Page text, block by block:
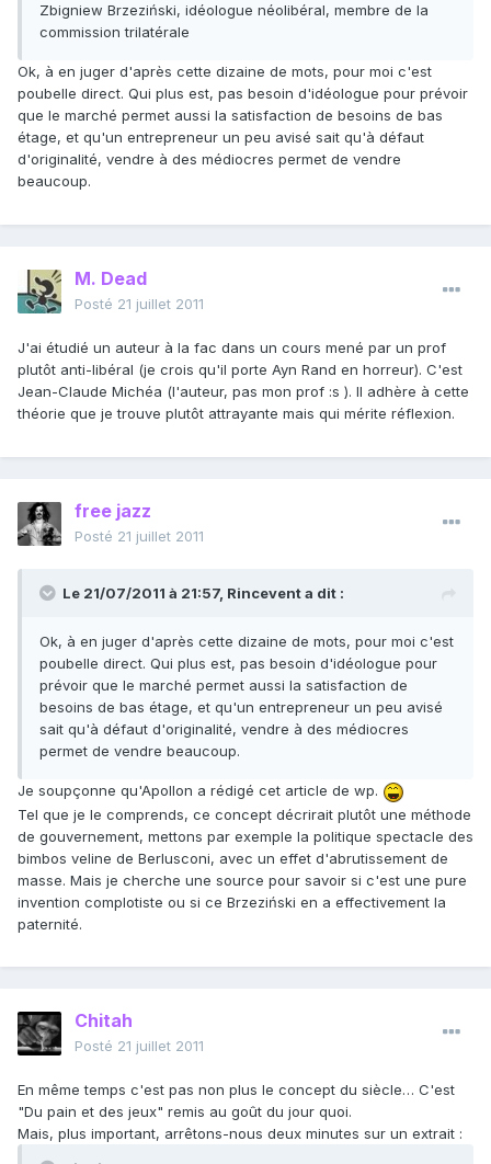
Zbigniew Brzeziński, idéologue néolibéral, membre de la
commission trilatérale
Ok, à en juger d'après cette dizaine de mots, pour moi c'est
poubelle direct. Qui plus est, pas besoin d'idéologue pour prévoir
que le marché permet aussi la satisfaction de besoins de bas
étage, et qu'un entrepreneur un peu avisé sait qu'à défaut
d'originalité, vendre à des médiocres permet de vendre
beaucoup.
M. Dead
Posté 21 juillet 2011
J'ai étudié un auteur à la fac dans un cours mené par un prof
plutôt anti-libéral (je crois qu'il porte Ayn Rand en horreur). C'est
Jean-Claude Michéa (l'auteur, pas mon prof :s ). Il adhère à cette
théorie que je trouve plutôt attrayante mais qui mérite réflexion.
free jazz
Posté 21 juillet 2011
Le 21/07/2011 à 21:57, Rincevent a dit :
Ok, à en juger d'après cette dizaine de mots, pour moi c'est
poubelle direct. Qui plus est, pas besoin d'idéologue pour
prévoir que le marché permet aussi la satisfaction de
besoins de bas étage, et qu'un entrepreneur un peu avisé
sait qu'à défaut d'originalité, vendre à des médiocres
permet de vendre beaucoup.
Je soupçonne qu'Apollon a rédigé cet article de wp.
Tel que je le comprends, ce concept décrirait plutôt une méthode
de gouvernement, mettons par exemple la politique spectacle des
bimbos veline de Berlusconi, avec un effet d'abrutissement de
masse. Mais je cherche une source pour savoir si c'est une pure
invention complotiste ou si ce Brzeziński en a effectivement la
paternité.
Chitah
Posté 21 juillet 2011
En même temps c'est pas non plus le concept du siècle… C'est
"Du pain et des jeux" remis au goût du jour quoi.
Mais, plus important, arrêtons-nous deux minutes sur un extrait :